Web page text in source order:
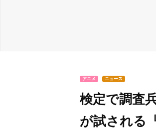
アニメ ニュース
検定で調査
が試される